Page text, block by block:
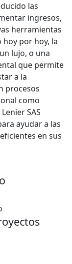
las
ingresos,
herramientas
por hoy, la
lujo, o una
que permite
a la
procesos
como
SAS
ayudar a las
en sus